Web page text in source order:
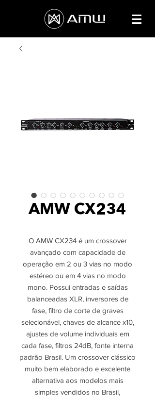
AMW CX234
O AMW CX234 é um crossover
avançado com capacidade de
operação em 2 ou 3 vias no modo
estéreo ou em 4 vias no modo
mono. Possui entradas e saídas
balanceadas XLR, inversores de
fase, filtro de corte de graves
selecionável, chaves de alcance x10,
ajustes de volume individuais em
cada fase, filtros 24dB, fonte interna
padrão Brasil. Um crossover clássico
muito bem elaborado e excelente
alternativa aos modelos mais
simples vendidos no Brasil,